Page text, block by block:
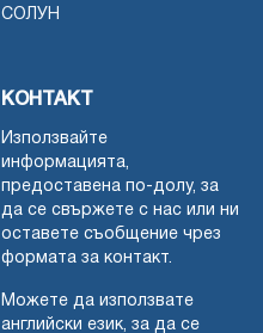
СОЛУН
КОНТАКТ
Използвайте
информацията,
предоставена по-долу, за
да се свържете с нас или ни
оставете съобщение чрез
формата за контакт.
Можете да използвате
английски език, за да се